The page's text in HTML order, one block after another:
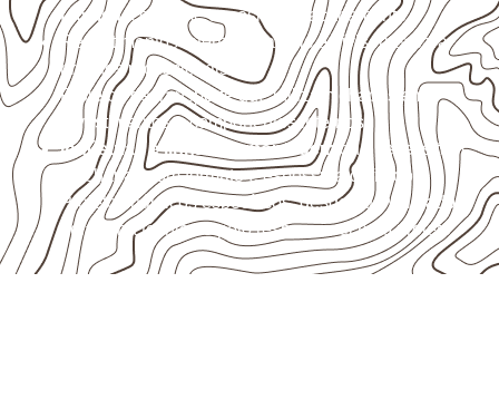
técnica, conforme exposição e acabamento.
Revestimentos internos, painéis e divisórias para
projetos profissionais.
Projetos de transporte que utilizam chapas em
revestimentos e componentes internos.
Indústrias e linhas de montagem que necessitam
de chapas com formato e espessura definidos.
Projetos náuticos específicos, desde que validados
pela ficha técnica e pelo responsável pelo projeto.